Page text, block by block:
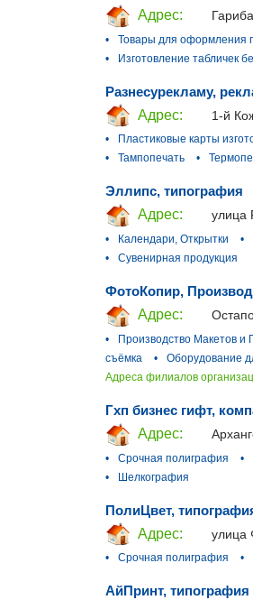
Адрес:
•
Товары для оформления
•
Изготовление табличек
Разнесурекламу,
Адрес:
1-й
•
Пластиковые карты
•
Тампопечать •
Эллипс, типография
Адрес:
улица
•
Календари, Открытки •
•
Сувенирная продукция
ФотоКопир,
Адрес:
•
Производство Макетов и
съёмка
•
Оборудование
Адреса филиалов
Гхп бизнес гифт,
Адрес:
•
Срочная полиграфия •
•
Шелкография
ПолиЦвет,
Адрес:
улица
•
Срочная полиграфия •
АйПринт,